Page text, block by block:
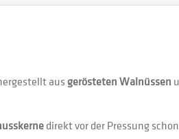
ausgerösteten Walnüssen
direkt vor der Pressung